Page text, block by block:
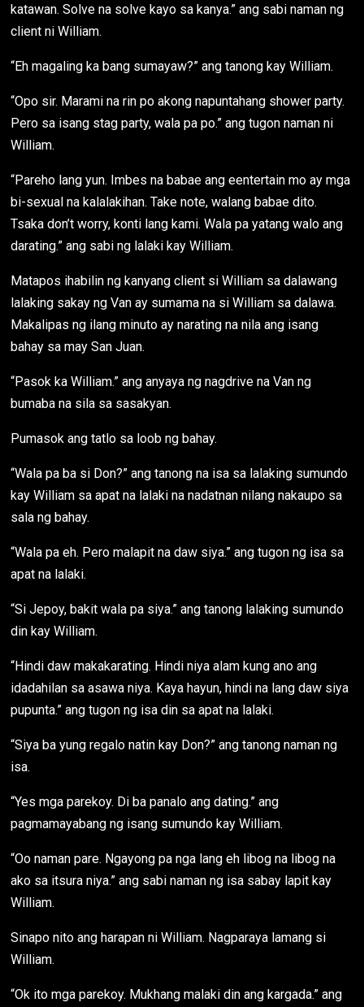
katawan. Solve na solve kayo sa kanya.” ang sabi naman ng
client ni William.
“Eh magaling ka bang sumayaw?” ang tanong kay William.
“Opo sir. Marami na rin po akong napuntahang shower party.
Pero sa isang stag party, wala pa po.” ang tugon naman ni
William.
“Pareho lang yun. Imbes na babae ang eentertain mo ay mga
bi-sexual na kalalakihan. Take note, walang babae dito.
Tsaka don’t worry, konti lang kami. Wala pa yatang walo ang
darating.” ang sabi ng lalaki kay William.
Matapos ihabilin ng kanyang client si William sa dalawang
lalaking sakay ng Van ay sumama na si William sa dalawa.
Makalipas ng ilang minuto ay narating na nila ang isang
bahay sa may San Juan.
“Pasok ka William.” ang anyaya ng nagdrive na Van ng
bumaba na sila sa sasakyan.
Pumasok ang tatlo sa loob ng bahay.
“Wala pa ba si Don?” ang tanong na isa sa lalaking sumundo
kay William sa apat na lalaki na nadatnan nilang nakaupo sa
sala ng bahay.
“Wala pa eh. Pero malapit na daw siya.” ang tugon ng isa sa
apat na lalaki.
“Si Jepoy, bakit wala pa siya.” ang tanong lalaking sumundo
din kay William.
“Hindi daw makakarating. Hindi niya alam kung ano ang
idadahilan sa asawa niya. Kaya hayun, hindi na lang daw siya
pupunta.” ang tugon ng isa din sa apat na lalaki.
“Siya ba yung regalo natin kay Don?” ang tanong naman ng
isa.
“Yes mga parekoy. Di ba panalo ang dating.” ang
pagmamayabang ng isang sumundo kay William.
“Oo naman pare. Ngayong pa nga lang eh libog na libog na
ako sa itsura niya.” ang sabi naman ng isa sabay lapit kay
William.
Sinapo nito ang harapan ni William. Nagparaya lamang si
William.
“Ok ito mga parekoy. Mukhang malaki din ang kargada.” ang